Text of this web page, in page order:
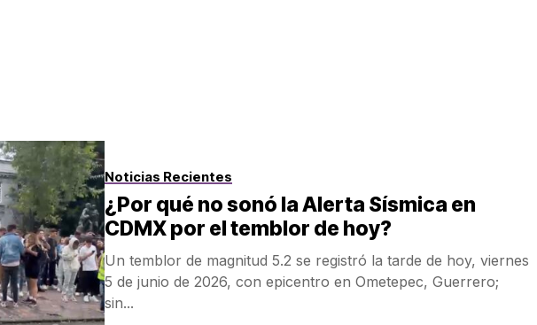
Noticias Recientes
¿Por qué no sonó la Alerta Sísmica en
CDMX por el temblor de hoy?
Un temblor de magnitud 5.2 se registró la tarde de hoy, viernes
5 de junio de 2026, con epicentro en Ometepec, Guerrero;
sin...